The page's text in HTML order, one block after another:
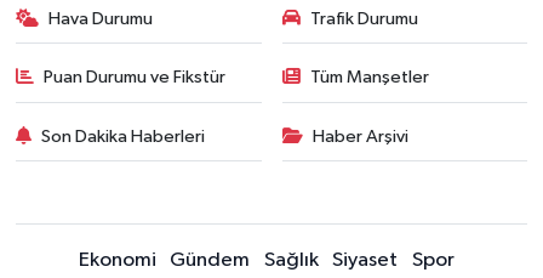
Hava Durumu Trafik Durumu
Puan Durumu ve Fikstür Tüm Manşetler
Son Dakika Haberleri Haber Arşivi
Ekonomi Gündem Sağlık Siyaset
Spor